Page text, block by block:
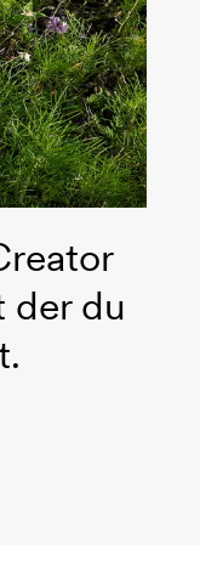
der du